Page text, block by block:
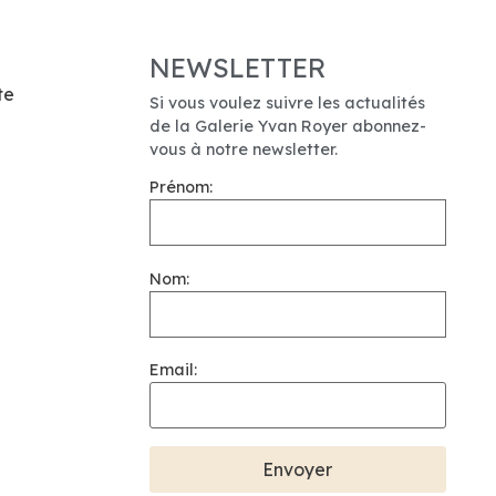
NEWSLETTER
Si vous voulez suivre les actualités
de la Galerie Yvan Royer abonnez-
vous à notre newsletter.
Prénom:
Nom:
Email: